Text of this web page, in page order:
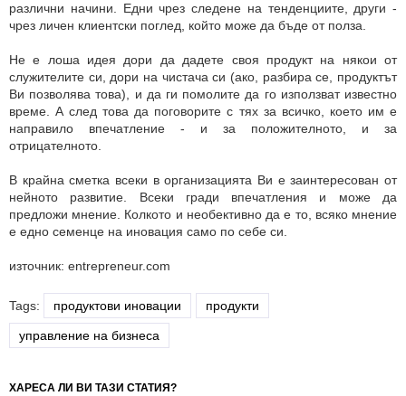
различни начини. Едни чрез следене на тенденциите, други -
чрез личен клиентски поглед, който може да бъде от полза.
Не е лоша идея дори да дадете своя продукт на някои от
служителите си, дори на чистача си (ако, разбира се, продуктът
Ви позволява това), и да ги помолите да го използват известно
време. А след това да поговорите с тях за всичко, което им е
направило впечатление - и за положителното, и за
отрицателното.
В крайна сметка всеки в организацията Ви е заинтересован от
нейното развитие. Всеки гради впечатления и може да
предложи мнение. Колкото и необективно да е то, всяко мнение
е едно семенце на иновация само по себе си.
източник: entrepreneur.com
Tags: продуктови иновации продукти
управление на бизнеса
ХАРЕСА ЛИ ВИ ТАЗИ СТАТИЯ?